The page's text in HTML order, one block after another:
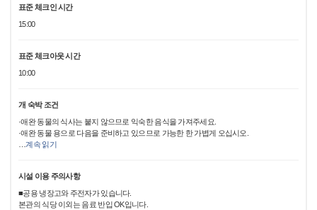
표준 체크인 시간
15:00
표준 체크아웃 시간
10:00
개 숙박 조건
·애완 동물의 식사는 붙지 않으므로 익숙한 음식을 가져주세요.
·애완 동물 용으로 다음을 준비하고 있으므로 가능한 한 가볍게 오십시오.
계속 읽기
시설 이용 주의사항
■공용 냉장고와 주전자가 있습니다.
본관의 식당 이외는 음료 반입 OK입니다.